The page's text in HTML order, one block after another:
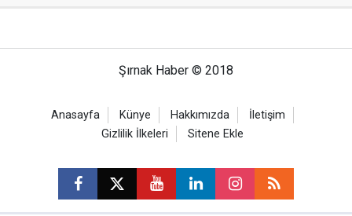
Şırnak Haber © 2018
Anasayfa Künye Hakkımızda
İletişim
Gizlilik İlkeleri
Sitene Ekle